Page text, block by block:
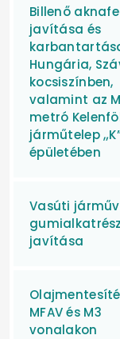
Billenő
javítása és
Hungária,
kocsiszínben,
valamint az
metró
járműtelep
épületében
Vasúti
javítása
MFAV és M3
vonalakon